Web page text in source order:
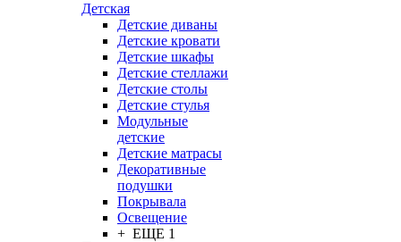
Детская
Детские диваны
Детские кровати
Детские шкафы
Детские стеллажи
Детские столы
Детские стулья
Модульные
детские
Детские матрасы
Декоративные
подушки
Покрывала
Освещение
+ ЕЩЕ 1